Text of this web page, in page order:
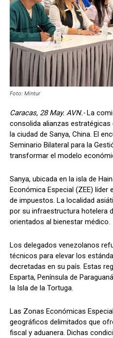
Foto: Mintur
Caracas, 28 May. AVN.-La
consolida alianzas estratégicas
la ciudad de Sanya, China. El
Seminario Bilateral para la
transformar el modelo
Sanya, ubicada en la isla de
Económica Especial (ZEE)
de impuestos. La localidad
por su infraestructura hotelera
orientados al bienestar médico.
Los delegados venezolanos
técnicos para elevar los
decretadas en su país. Estas
Esparta, Península de
la Isla de la Tortuga.
Las Zonas Económicas
geográficos delimitados que
fiscal y aduanera. Dichas